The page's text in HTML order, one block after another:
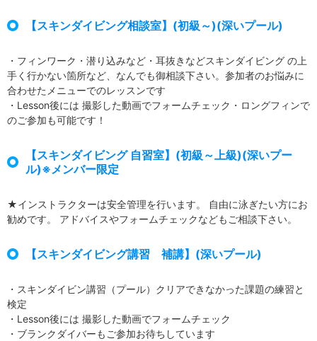
【スキンダイビング相談室】(初級～)(深いプール)
・フィンワーク・潜り込みなど・耳抜きなどスキンダイビング の上
手く行かない箇所など、なんでも御相談下さい。参加者のお悩みに
合わせたメニューでのレッスンです
・Lesson後には 撮影した動画でフォームチェック・ロングフィンで
のご参加も可能です！
【スキンダイビング 自習室】(初級～上級)(深いプー
ル)※メンバー限定
★インストラクターは安全管理を行います。 自由に泳ぎたい方にお
勧めです。 アドバイスやフォームチェックなどもご相談下さい。
【スキンダイビング講習 補講】(深いプール)
・スキンダイビン講習（プール）クリアできなかった課題の練習と
検定
・Lesson後には 撮影した動画でフォームチェック
・ブランクダイバーもご参加お待ちしています